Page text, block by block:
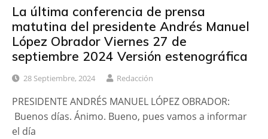
La última conferencia de prensa
matutina del presidente Andrés Manuel
López Obrador Viernes 27 de
septiembre 2024 Versión estenográfica
28 Septiembre, 2024 Redacción
PRESIDENTE ANDRÉS MANUEL LÓPEZ OBRADOR:
Buenos días. Ánimo. Bueno, pues vamos a informar
el día